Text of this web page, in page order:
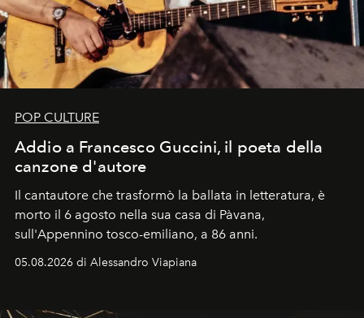
POP CULTURE
Addio a Francesco Guccini, il poeta della
canzone d'autore
Il cantautore che trasformò la ballata in letteratura, è
morto il 6 agosto nella sua casa di Pàvana,
sull'Appennino tosco-emiliano, a 86 anni.
05.08.2026 di Alessandro Viapiana